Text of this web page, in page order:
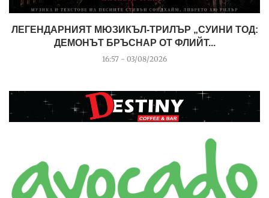
ЛЕГЕНДАРНИЯТ МЮЗИКЪЛ-ТРИЛЪР „СУИНИ ТОД:
ДЕМОНЪТ БРЪСНАР ОТ ФЛИЙТ...
16:57 - 03/08/2026